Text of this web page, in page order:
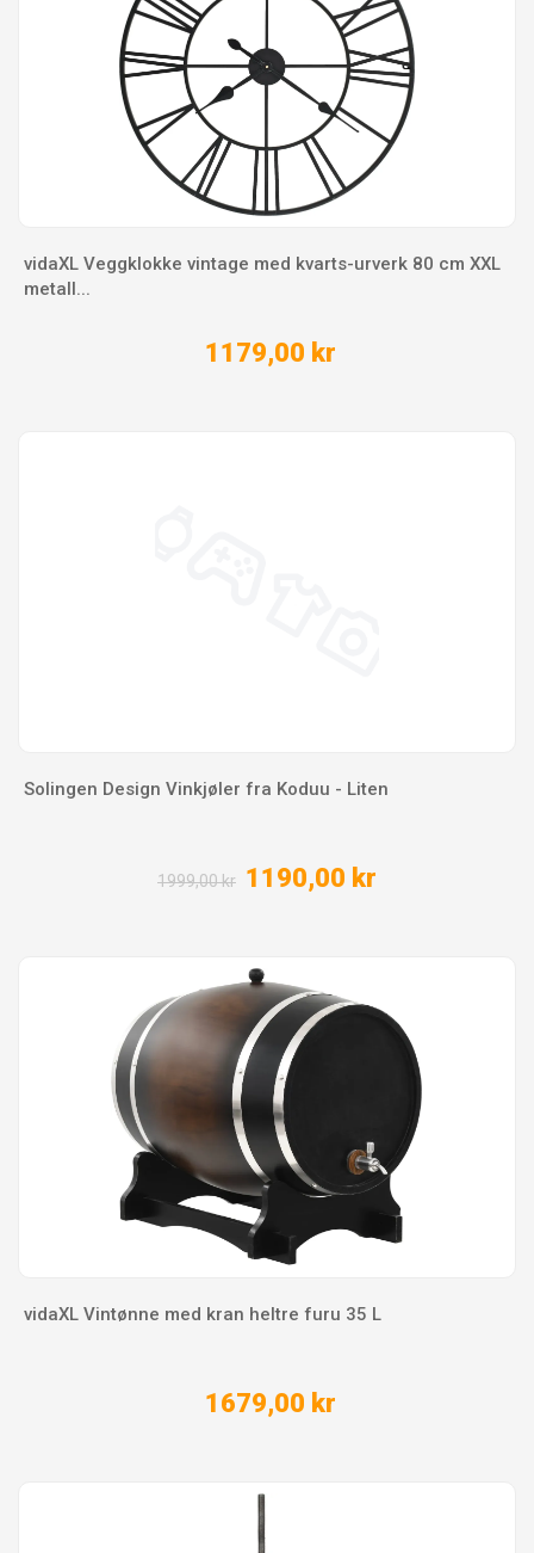
vidaXL Veggklokke vintage med kvarts-urverk 80 cm XXL
metall...
1179,00 kr
Solingen Design Vinkjøler fra Koduu - Liten
1999,00 kr 1190,00 kr
vidaXL Vintønne med kran heltre furu 35 L
1679,00 kr